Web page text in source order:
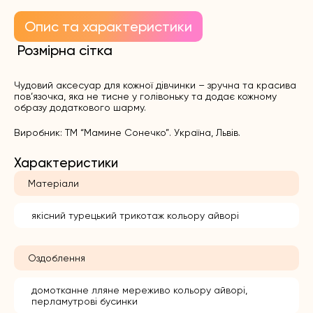
Опис та характеристики
Розмірна сітка
Чудовий аксесуар для кожної дівчинки – зручна та красива
пов’язочка, яка не тисне у голівоньку та додає кожному
образу додаткового шарму.
Виробник: ТМ “Мамине Сонечко”. Україна, Львів.
Характеристики
Матеріали
якісний турецький трикотаж кольору айворі
Оздоблення
домотканне лляне мереживо кольору айворі,
перламутрові бусинки